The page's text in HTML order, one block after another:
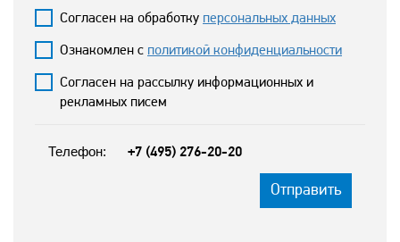
Согласен на обработку персональных данных
Ознакомлен с политикой конфиденциальности
Согласен на рассылку информационных и
рекламных писем
Телефон: +7 (495) 276-20-20